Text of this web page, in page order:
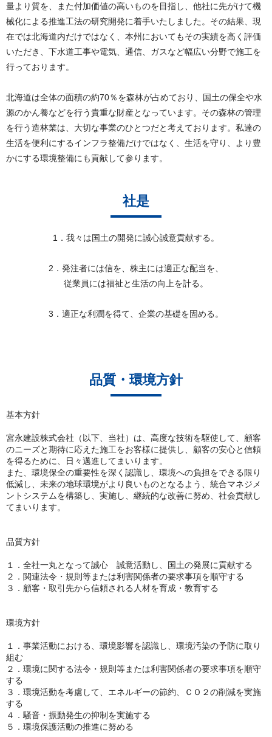
量より質を、また付加価値の高いものを目指し、他社に先がけて機
械化による推進工法の研究開発に着手いたしました。その結果、現
在では北海道内だけではなく、本州においてもその実績を高く評価
いただき、下水道工事や電気、通信、ガスなど幅広い分野で施工を
行っております。
北海道は全体の面積の約70％を森林が占めており、国土の保全や水
源のかん養などを行う貴重な財産となっています。その森林の管理
を行う造林業は、大切な事業のひとつだと考えております。私達の
生活を便利にするインフラ整備だけではなく、生活を守り、より豊
かにする環境整備にも貢献して参ります。
社是
1．我々は国土の開発に誠心誠意貢献する。
2．発注者には信を、株主には適正な配当を、
従業員には福祉と生活の向上を計る。
3．適正な利潤を得て、企業の基礎を固める。
品質・環境方針
基本方針
宮永建設株式会社（以下、当社）は、高度な技術を駆使して、顧客
のニーズと期待に応えた施工をお客様に提供し、顧客の安心と信頼
を得るために、日々邁進してまいります。
また、環境保全の重要性を深く認識し、環境への負担をできる限り
低減し、未来の地球環境がより良いものとなるよう、統合マネジメ
ントシステムを構築し、実施し、継続的な改善に努め、社会貢献し
てまいります。
品質方針
１．全社一丸となって誠心 誠意活動し、国土の発展に貢献する
２．関連法令・規則等または利害関係者の要求事項を順守する
３．顧客・取引先から信頼される人材を育成・教育する
環境方針
１．事業活動における、環境影響を認識し、環境汚染の予防に取り
組む
２．環境に関する法令・規則等または利害関係者の要求事項を順守
する
３．環境活動を考慮して、エネルギーの節約、ＣＯ２の削減を実施
する
４．騒音・振動発生の抑制を実施する
５．環境保護活動の推進に努める